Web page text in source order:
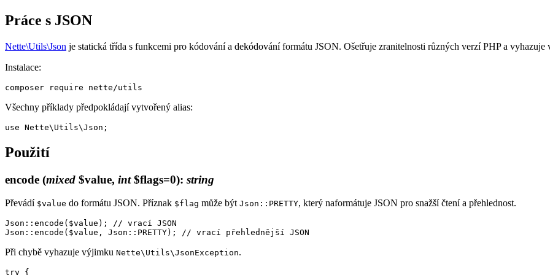
Práce s JSON
Nette\Utils\Json je statická třída s funkcemi pro kódování a dekódování formátu JSON. Ošetřuje zranitelnosti různých verzí PHP a
Instalace:
Všechny příklady předpokládají vytvořený alias:
Použití
encode (mixed $value, int$flags=0): string
Převádí $value do formátu JSON. Příznak $flag může být Json::PRETTY, který naformátuje JSON pro snažší čtení a přehlednost.
Json::encode($value); // vrací JSON
Při chybě vyhazuje výjimku Nette\Utils\JsonException.
try {